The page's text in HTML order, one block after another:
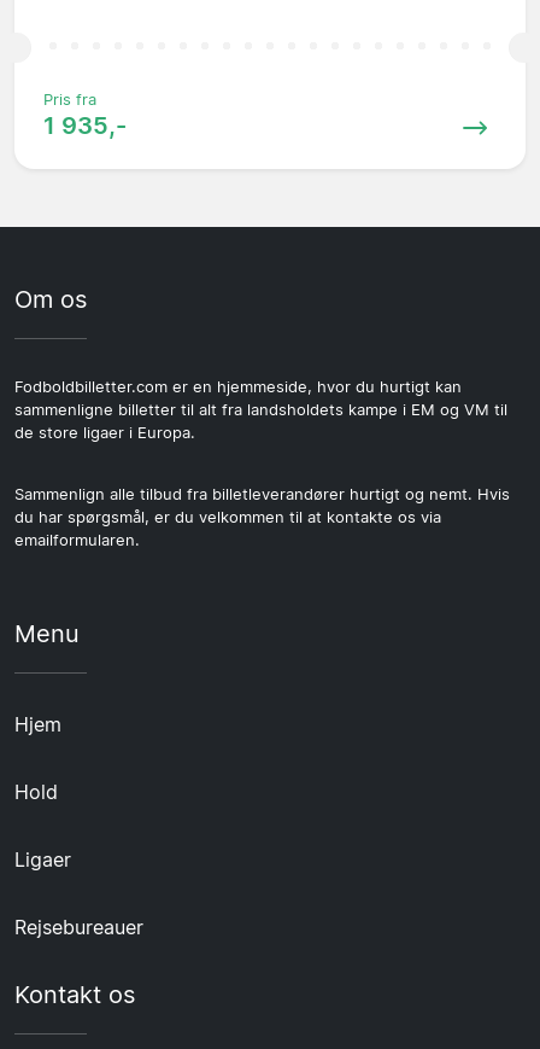
Pris fra
1 935,-
Om os
Fodboldbilletter.com er en hjemmeside, hvor du hurtigt kan
sammenligne billetter til alt fra landsholdets kampe i EM og VM til
de store ligaer i Europa.
Sammenlign alle tilbud fra billetleverandører hurtigt og nemt. Hvis
du har spørgsmål, er du velkommen til at kontakte os via
emailformularen.
Menu
Hjem
Hold
Ligaer
Rejsebureauer
Kontakt os